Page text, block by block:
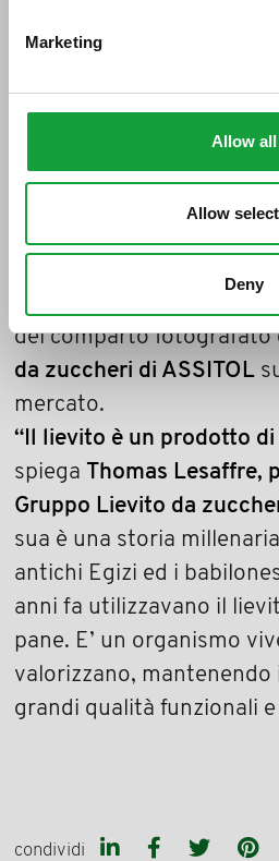
Marketing
Allow all
Allow
Deny
riguardano il lievito fresco
pressato,
panificazione e
produzione annuale delle
supera le 100mila
va all’export. Queste
del comparto
da zuccheri di ASSITOL
mercato.
“Il lievito è un prodotto
spiega
Thomas Lesaffre,
Gruppo Lievito da
sua è una storia
antichi Egizi ed i
anni fa utilizzavano il
pane. E’ un organismo
valorizzano, mantenendo
grandi qualità funzionali
condividi